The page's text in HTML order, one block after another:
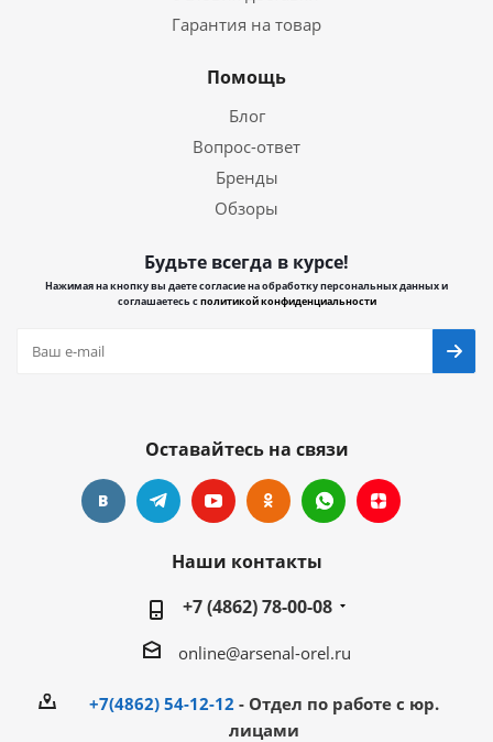
Гарантия на товар
Помощь
Блог
Вопрос-ответ
Бренды
Обзоры
Будьте всегда в курсе!
Нажимая на кнопку вы даете согласие на обработку персональных данных и
соглашаетесь сполитикой конфиденциальности
Оставайтесь на связи
Наши контакты
+7 (4862) 78-00-08
online@arsenal-orel.ru
+7(4862) 54-12-12 - Отдел по работе с юр.
лицами